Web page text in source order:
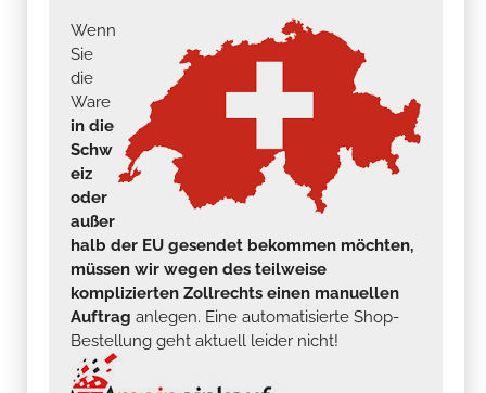
Wenn
Sie
die
Ware
in die
Schw
eiz
oder
außer
halb der EU gesendet bekommen möchten,
müssen wir wegen des teilweise
komplizierten Zollrechts einen manuellen
Auftrag anlegen. Eine automatisierte Shop-
Bestellung geht aktuell leider nicht!